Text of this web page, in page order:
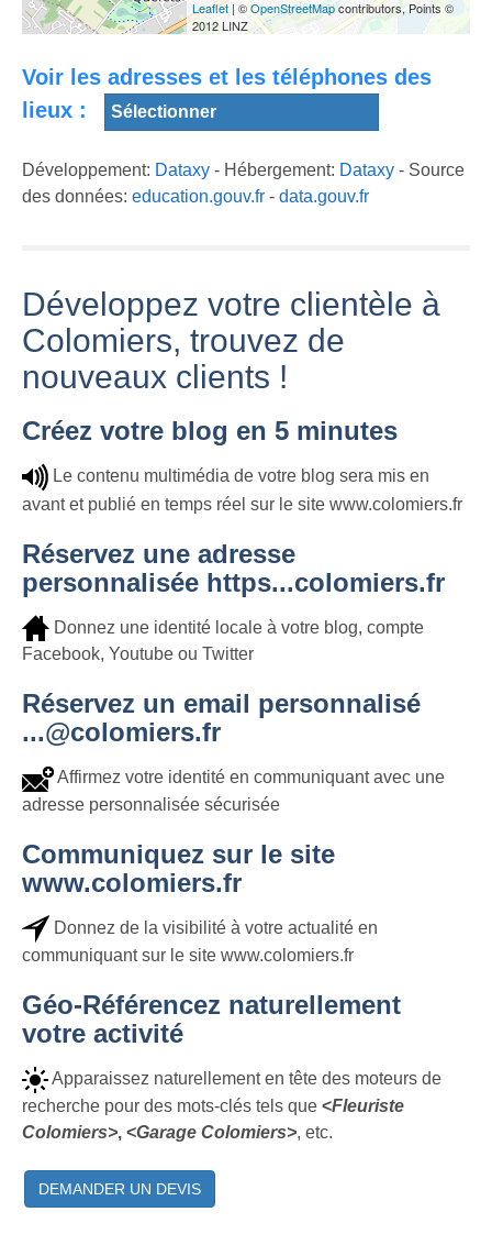
Colomiers US
Colomiers
Colomiers
Colomiers est
sur la nouvelle
carte de la
tarawih à la
mosquée Al-
Ihsane de
ville de
Colomiers ouvre
un centre
Leaflet | ©OpenStreetMapcontributors, Points ©
2012 LINZ
Voir les adresses et les téléphones des
lieux :
Développement: Dataxy - Hébergement: Dataxy - Source
des données: education.gouv.fr - data.gouv.fr
Développez votre clientèle à
Colomiers, trouvez de
nouveaux clients !
Créez votre blog en 5 minutes
Le contenu multimédia de votre blog sera mis en
avant et publié en temps réel sur le site www.colomiers.fr
Réservez une adresse
personnalisée https...colomiers.fr
Donnez une identité locale à votre blog, compte
Facebook, Youtube ou Twitter
Réservez un email personnalisé
...@colomiers.fr
Affirmez votre identité en communiquant avec une
adresse personnalisée sécurisée
Communiquez sur le site
www.colomiers.fr
Donnez de la visibilité à votre actualité en
communiquant sur le site www.colomiers.fr
Géo-Référencez naturellement
votre activité
Apparaissez naturellement en tête des moteurs de
recherche pour des mots-clés tels que <Fleuriste
Colomiers>, <Garage Colomiers>, etc.
DEMANDER UN DEVIS